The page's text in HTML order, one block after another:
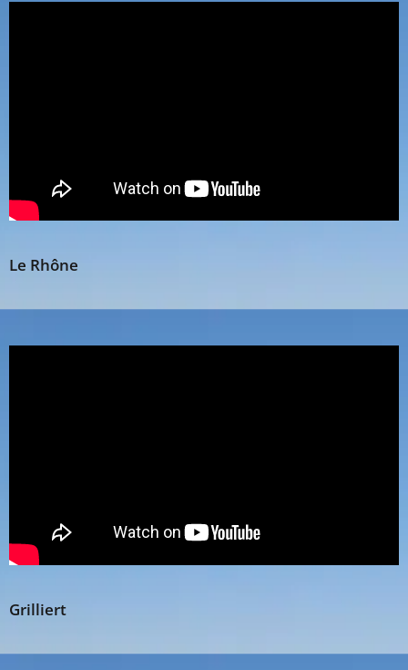
Le Rhône
Grilliert